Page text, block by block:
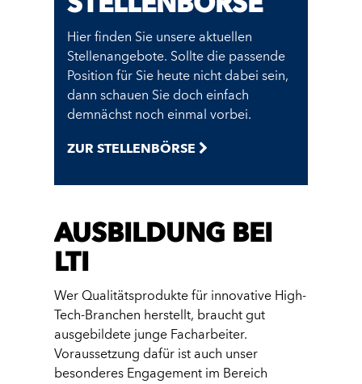
STELLENBÖRSE
Hier finden Sie unsere aktuellen
Stellenangebote. Sollte die passende
Position für Sie heute nicht dabei sein,
dann schauen Sie doch einfach
demnächst noch einmal vorbei.
ZUR STELLENBÖRSE
AUSBILDUNG BEI
LTI
Wer Qualitätsprodukte für innovative High-
Tech-Branchen herstellt, braucht gut
ausgebildete junge Facharbeiter.
Voraussetzung dafür ist auch unser
besonderes Engagement im Bereich